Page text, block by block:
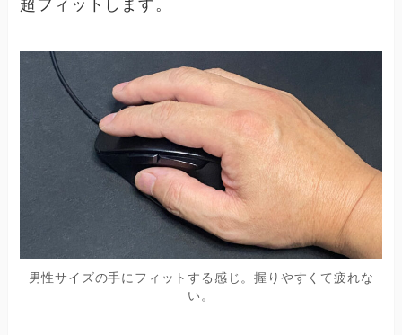
超フィットします。
男性サイズの手にフィットする感じ。握りやすくて疲れな
い。